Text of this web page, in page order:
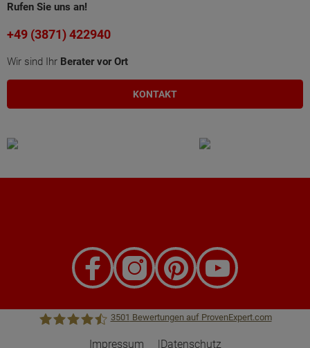
Rufen Sie uns an!
+49 (3871) 422940
Wir sind Ihr Berater vor Ort
KONTAKT
3501 Bewertungen auf ProvenExpert.com
Impressum Datenschutz